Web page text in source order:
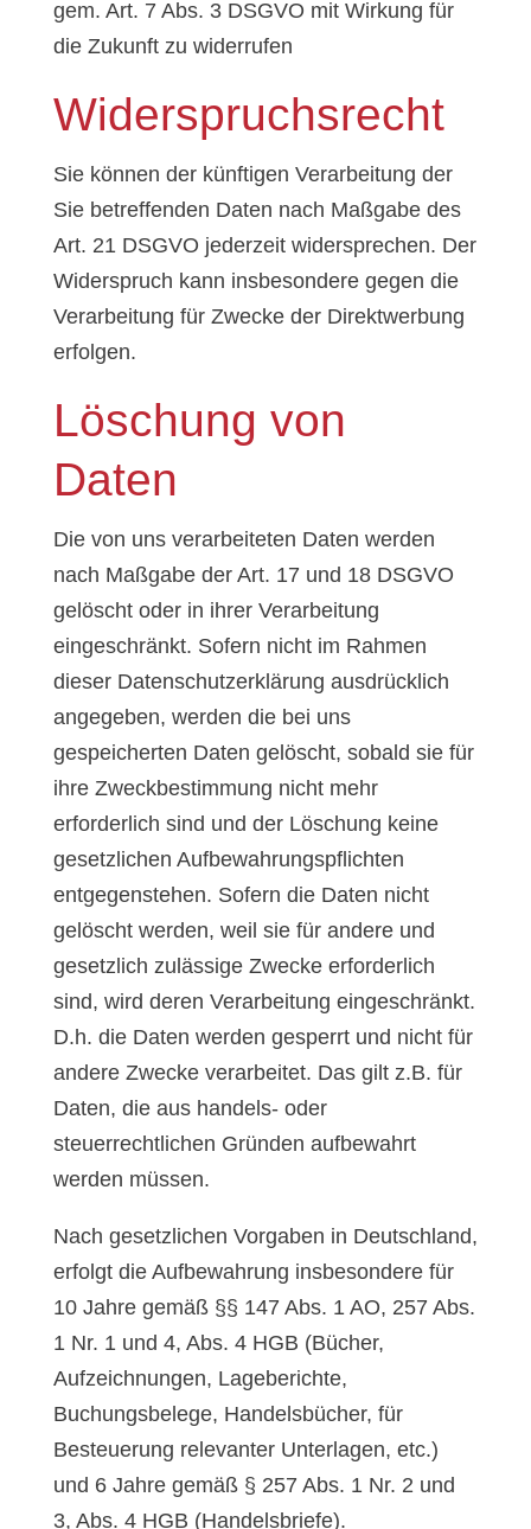
gem. Art. 7 Abs. 3 DSGVO mit Wirkung für
die Zukunft zu widerrufen
Widerspruchsrecht
Sie können der künftigen Verarbeitung der
Sie betreffenden Daten nach Maßgabe des
Art. 21 DSGVO jederzeit widersprechen. Der
Widerspruch kann insbesondere gegen die
Verarbeitung für Zwecke der Direktwerbung
erfolgen.
Löschung von
Daten
Die von uns verarbeiteten Daten werden
nach Maßgabe der Art. 17 und 18 DSGVO
gelöscht oder in ihrer Verarbeitung
eingeschränkt. Sofern nicht im Rahmen
dieser Datenschutzerklärung ausdrücklich
angegeben, werden die bei uns
gespeicherten Daten gelöscht, sobald sie für
ihre Zweckbestimmung nicht mehr
erforderlich sind und der Löschung keine
gesetzlichen Aufbewahrungspflichten
entgegenstehen. Sofern die Daten nicht
gelöscht werden, weil sie für andere und
gesetzlich zulässige Zwecke erforderlich
sind, wird deren Verarbeitung eingeschränkt.
D.h. die Daten werden gesperrt und nicht für
andere Zwecke verarbeitet. Das gilt z.B. für
Daten, die aus handels- oder
steuerrechtlichen Gründen aufbewahrt
werden müssen.
Nach gesetzlichen Vorgaben in Deutschland,
erfolgt die Aufbewahrung insbesondere für
10 Jahre gemäß §§ 147 Abs. 1 AO, 257 Abs.
1 Nr. 1 und 4, Abs. 4 HGB (Bücher,
Aufzeichnungen, Lageberichte,
Buchungsbelege, Handelsbücher, für
Besteuerung relevanter Unterlagen, etc.)
und 6 Jahre gemäß § 257 Abs. 1 Nr. 2 und
3, Abs. 4 HGB (Handelsbriefe).